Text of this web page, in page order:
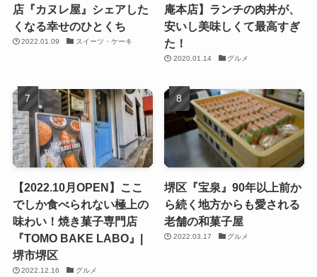
店『カヌレ屋』シェアした
くなる幸せのひとくち
2022.01.09 スイーツ・ケーキ
庵本店】ランチの肉丼が、
安いし美味しくて最高すぎ
た！
2020.01.14 グルメ
【2022.10月OPEN】ここ
でしか食べられない極上の
味わい！焼き菓子専門店
『TOMO BAKE LABO』|
堺市堺区
2022.12.16 グルメ
堺区『宝泉』90年以上前か
ら続く地方からも愛される
老舗の和菓子屋
2022.03.17 グルメ